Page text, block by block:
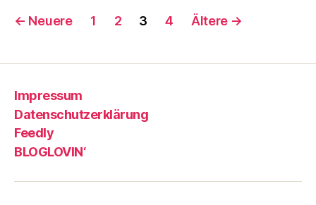
Seitennummerierung
Beiträge
← Neuere 1 2 3 4 Ältere →
Impressum
Datenschutzerklärung
Feedly
BLOGLOVIN‘